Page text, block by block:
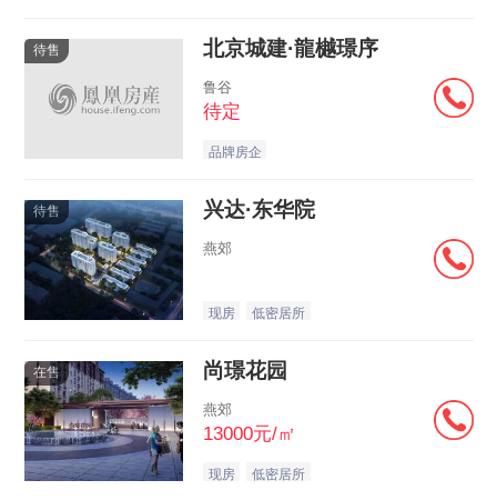
待售 北京城建·龍樾璟序
鲁谷
待定
品牌房企
待售 兴达·东华院
燕郊
现房 低密居所
在售 尚璟花园
燕郊
13000元/㎡
现房 低密居所